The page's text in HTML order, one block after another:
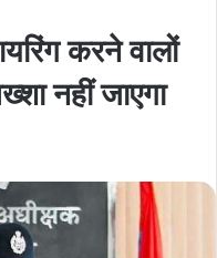
करने वालों
नहीं जाएगा